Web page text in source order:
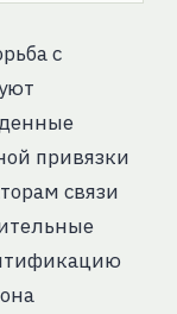
с
привязки
связи